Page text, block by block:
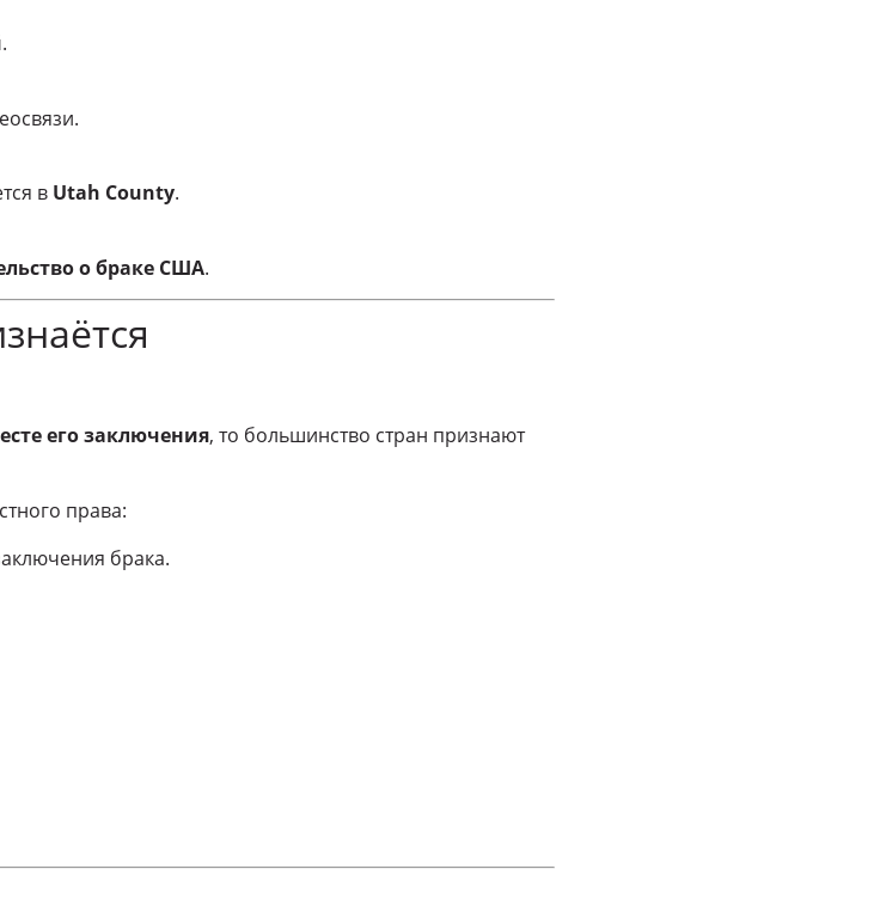
.
в Utah County.
о браке США.
его заключения, то большинство стран признают
права:
брака.